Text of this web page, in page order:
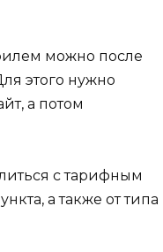
можно после
этого нужно
а потом
с тарифным
а также от типа